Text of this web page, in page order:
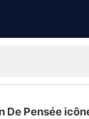
De Pensée